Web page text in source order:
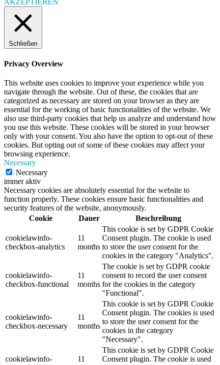
AKZEPTIEREN
Schließen
Privacy Overview
This website uses cookies to improve your experience while you
navigate through the website. Out of these, the cookies that are
categorized as necessary are stored on your browser as they are
essential for the working of basic functionalities of the website. We
also use third-party cookies that help us analyze and understand how
you use this website. These cookies will be stored in your browser
only with your consent. You also have the option to opt-out of these
cookies. But opting out of some of these cookies may affect your
browsing experience.
Necessary
Necessary
immer aktiv
Necessary cookies are absolutely essential for the website to
function properly. These cookies ensure basic functionalities and
security features of the website, anonymously.
Cookie
Dauer Beschreibung
cookielawinfo-
checkbox-analytics
11
months
This cookie is set by GDPR Cookie
Consent plugin. The cookie is used
to store the user consent for the
cookies in the category "Analytics".
cookielawinfo-
checkbox-functional
11
months
The cookie is set by GDPR cookie
consent to record the user consent
for the cookies in the category
"Functional".
cookielawinfo-
checkbox-necessary
11
months
This cookie is set by GDPR Cookie
Consent plugin. The cookies is used
to store the user consent for the
cookies in the category
"Necessary".
cookielawinfo-
11
This cookie is set by GDPR Cookie
Consent plugin. The cookie is used